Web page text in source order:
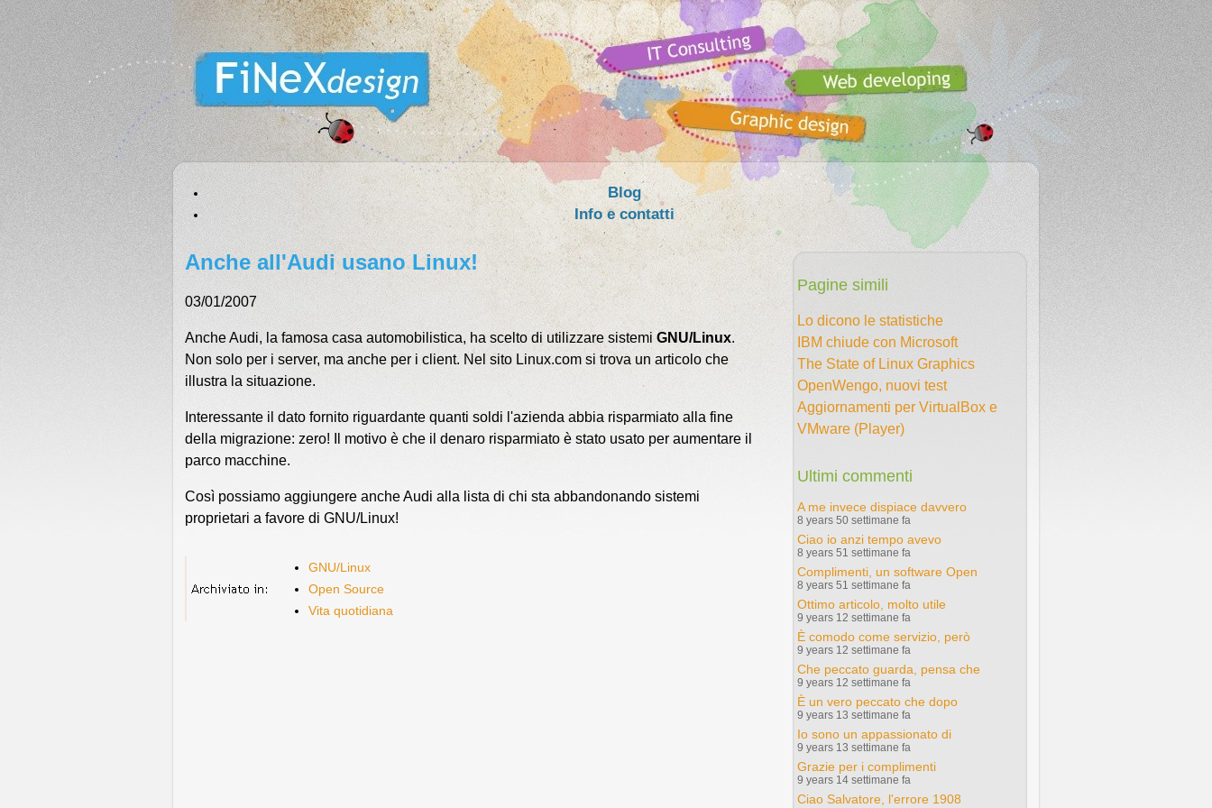
Blog
Info e contatti
Anche all'Audi usano Linux!
03/01/2007
Anche Audi, la famosa casa automobilistica, ha scelto di utilizzare sistemi GNU/Linux.
Non solo per i server, ma anche per i client. Nel sito Linux.com si trova un articolo che
illustra la situazione.
Interessante il dato fornito riguardante quanti soldi l'azienda abbia risparmiato alla fine
della migrazione: zero! Il motivo è che il denaro risparmiato è stato usato per aumentare il
parco macchine.
Così possiamo aggiungere anche Audi alla lista di chi sta abbandonando sistemi
proprietari a favore di GNU/Linux!
GNU/Linux
Open Source
Vita quotidiana
Pagine simili
Lo dicono le statistiche
IBM chiude con Microsoft
The State of Linux Graphics
OpenWengo, nuovi test
Aggiornamenti per VirtualBox e
VMware (Player)
Ultimi commenti
A me invece dispiace davvero
8 years 50 settimane fa
Ciao io anzi tempo avevo
8 years 51 settimane fa
Complimenti, un software Open
8 years 51 settimane fa
Ottimo articolo, molto utile
9 years 12 settimane fa
È comodo come servizio, però
9 years 12 settimane fa
Che peccato guarda, pensa che
9 years 12 settimane fa
È un vero peccato che dopo
9 years 13 settimane fa
Io sono un appassionato di
9 years 13 settimane fa
Grazie per i complimenti
9 years 14 settimane fa
Ciao Salvatore, l'errore 1908